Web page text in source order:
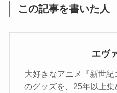
この記事を書いた人
エヴ
大好きなアニメ『新世
のグッズを、25年以上